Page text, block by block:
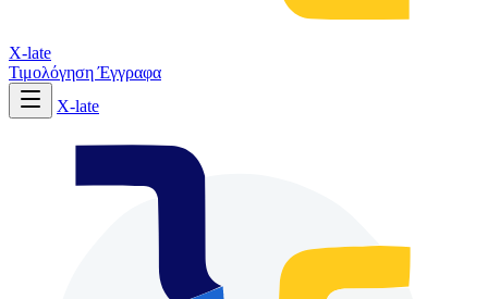
X-late
ΤιμολόγησηΈγγραφα
X-late